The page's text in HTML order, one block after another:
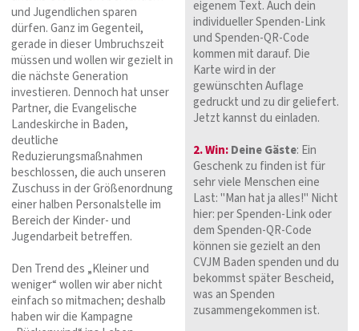
und Jugendlichen sparen
dürfen. Ganz im Gegenteil,
gerade in dieser Umbruchszeit
müssen und wollen wir gezielt in
die nächste Generation
investieren. Dennoch hat unser
Partner, die Evangelische
Landeskirche in Baden,
deutliche
Reduzierungsmaßnahmen
beschlossen, die auch unseren
Zuschuss in der Größenordnung
einer halben Personalstelle im
Bereich der Kinder- und
Jugendarbeit betreffen.
Den Trend des „Kleiner und
weniger“ wollen wir aber nicht
einfach so mitmachen; deshalb
haben wir die Kampagne
eigenem Text. Auch dein
individueller Spenden-Link
und Spenden-QR-Code
kommen mit darauf. Die
Karte wird in der
gewünschten Auflage
gedruckt und zu dir geliefert.
Jetzt kannst du einladen.
2. Win:Deine Gäste: Ein
Geschenk zu finden ist für
sehr viele Menschen eine
Last: "Man hat ja alles!" Nicht
hier: per Spenden-Link oder
dem Spenden-QR-Code
können sie gezielt an den
CVJM Baden spenden und du
bekommst später Bescheid,
was an Spenden
zusammengekommen ist.